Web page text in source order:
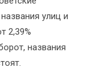
улиц и
2,39%
названия